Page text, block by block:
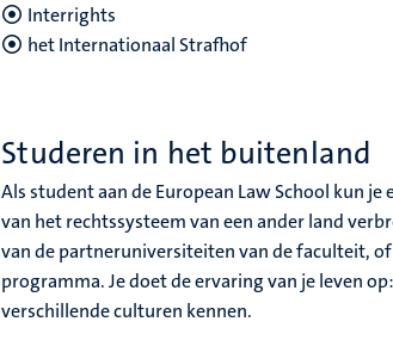
Interrights
het Internationaal Strafhof
Studeren in het buitenland
Als student aan de European Law School kun
van het rechtssysteem van een ander land
van de partneruniversiteiten van de faculteit,
programma. Je doet de ervaring van je leven
verschillende culturen kennen.